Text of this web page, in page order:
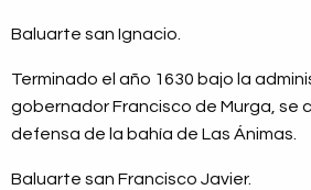
Baluarte san Ignacio.
Terminado el año 1630 bajo la
gobernador Francisco de Murga, se
defensa de la bahía de Las Ánimas.
Baluarte san Francisco Javier.